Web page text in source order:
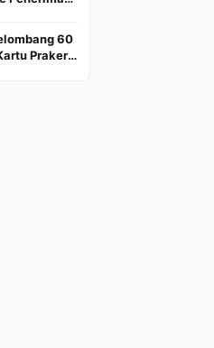
Ribu Rupiah
60
Prakerja